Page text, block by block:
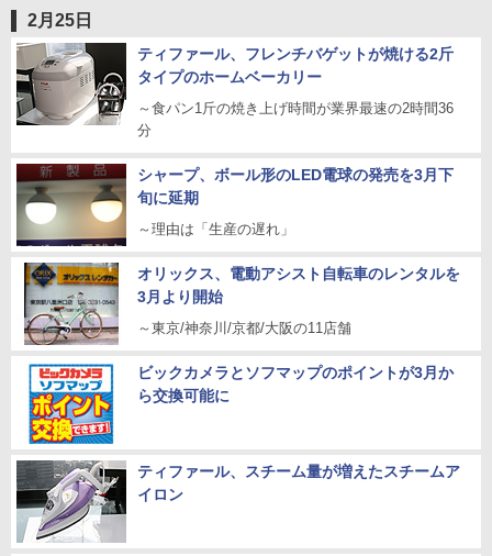
2月25日
ティファール、フレンチバゲットが焼ける2斤
タイプのホームベーカリー
～食パン1斤の焼き上げ時間が業界最速の2時間36
分
シャープ、ボール形のLED電球の発売を3月下
旬に延期
～理由は「生産の遅れ」
オリックス、電動アシスト自転車のレンタルを
3月より開始
～東京/神奈川/京都/大阪の11店舗
ビックカメラとソフマップのポイントが3月か
ら交換可能に
ティファール、スチーム量が増えたスチームア
イロン